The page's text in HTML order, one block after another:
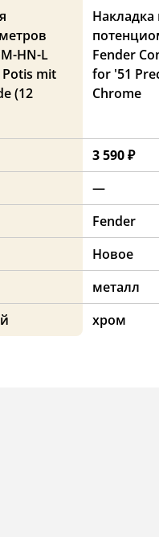
HN-L
mit
(12
Накладка
Fender
for '51
Chrome
3 590 ₽
—
Fender
Новое
металл
хром